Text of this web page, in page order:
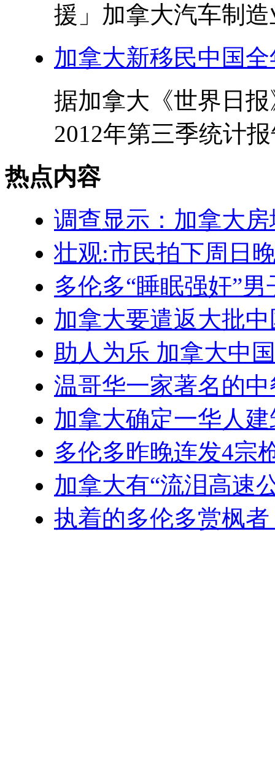
援」加拿大汽车制
加拿大新移民中国
据加拿大《世界日
2012年第三季统计
热点内容
调查显示：加拿大
壮观:市民拍下周日
多伦多“睡眠强奸”
加拿大要遣返大批
助人为乐 加拿大中
温哥华一家著名的
加拿大确定一华人
多伦多昨晚连发4宗
加拿大有“流泪高速
执着的多伦多赏枫